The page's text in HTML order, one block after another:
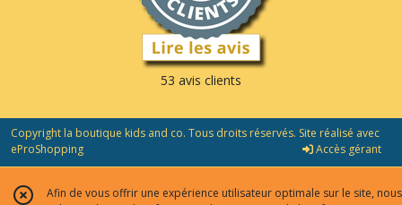
53 avis clients
Copyright la boutique kids and co. Tous droits réservés. Site réalisé avec
eProShopping
Accès gérant
Afin de vous offrir une expérience utilisateur optimale sur le site, nous